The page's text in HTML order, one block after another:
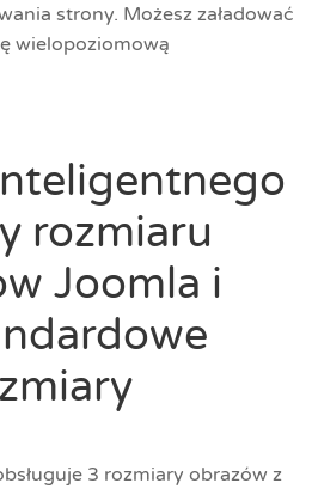
strony. Możesz załadować
wielopoziomową
rozmiaru
Joomla i
3 rozmiary obrazów z